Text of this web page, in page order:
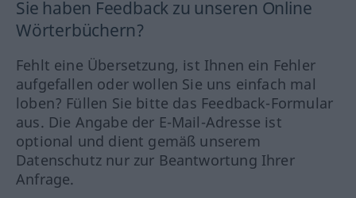
Sie haben Feedback zu unseren Online
Wörterbüchern?
Fehlt eine Übersetzung, ist Ihnen ein Fehler
aufgefallen oder wollen Sie uns einfach mal
loben? Füllen Sie bitte das Feedback-Formular
aus. Die Angabe der E-Mail-Adresse ist
optional und dient gemäß unserem
Datenschutz nur zur Beantwortung Ihrer
Anfrage.